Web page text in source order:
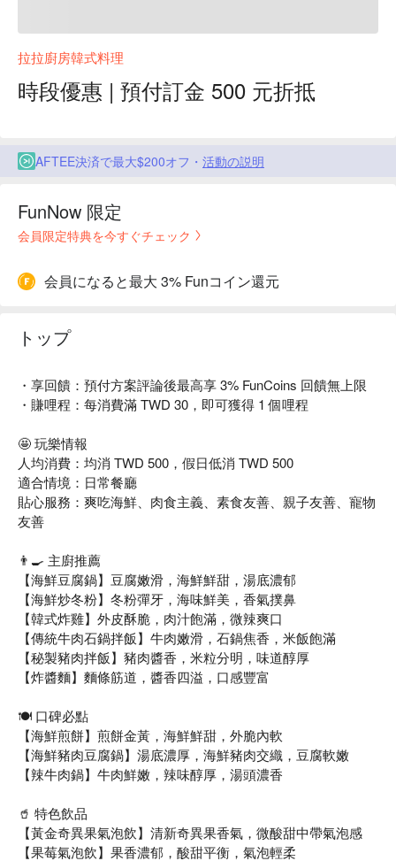
拉拉廚房韓式料理
時段優惠 | 預付訂金 500 元折抵
AFTEE決済で最大$200オフ・ 活動の説明
FunNow 限定
会員限定特典を今すぐチェック
会員になると最大 3% Funコイン還元
トップ
・享回饋：預付方案評論後最高享 3% FunCoins 回饋無上限
・賺哩程：每消費滿 TWD 30，即可獲得 1 個哩程
🤩 玩樂情報
人均消費：均消 TWD 500，假日低消 TWD 500
適合情境：日常餐廳
貼心服務：爽吃海鮮、肉食主義、素食友善、親子友善、寵物
友善
👨‍🍳 主廚推薦
【海鮮豆腐鍋】豆腐嫩滑，海鮮鮮甜，湯底濃郁
【海鮮炒冬粉】冬粉彈牙，海味鮮美，香氣撲鼻
【韓式炸雞】外皮酥脆，肉汁飽滿，微辣爽口
【傳統牛肉石鍋拌飯】牛肉嫩滑，石鍋焦香，米飯飽滿
【秘製豬肉拌飯】豬肉醬香，米粒分明，味道醇厚
【炸醬麵】麵條筋道，醬香四溢，口感豐富
🍽️ 口碑必點
【海鮮煎餅】煎餅金黃，海鮮鮮甜，外脆內軟
【海鮮豬肉豆腐鍋】湯底濃厚，海鮮豬肉交織，豆腐軟嫩
【辣牛肉鍋】牛肉鮮嫩，辣味醇厚，湯頭濃香
🥤 特色飲品
【黃金奇異果氣泡飲】清新奇異果香氣，微酸甜中帶氣泡感
【果莓氣泡飲】果香濃郁，酸甜平衡，氣泡輕柔